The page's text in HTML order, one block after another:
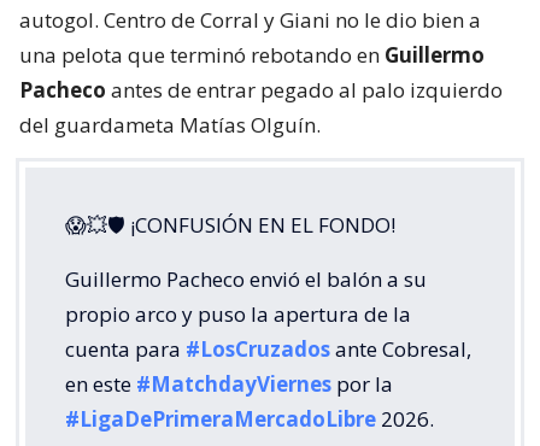
autogol. Centro de Corral y Giani no le dio bien a
una pelota que terminó rebotando en Guillermo
Pacheco antes de entrar pegado al palo izquierdo
del guardameta Matías Olguín.
😱💥🛡 ¡CONFUSIÓN EN EL FONDO!
Guillermo Pacheco envió el balón a su
propio arco y puso la apertura de la
cuenta para #LosCruzadosante Cobresal,
en este #MatchdayViernes por la
#LigaDePrimeraMercadoLibre 2026.